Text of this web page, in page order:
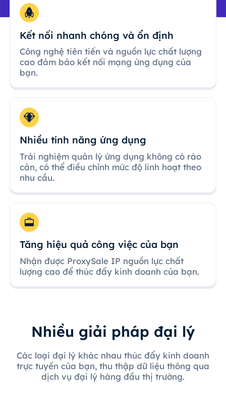
Kết nối nhanh chóng và ổn định
Công nghệ tiên tiến và nguồn lực chất lượng
cao đảm bảo kết nối mạng ứng dụng của
bạn.
Nhiều tính năng ứng dụng
Trải nghiệm quản lý ứng dụng không có rào
cản, có thể điều chỉnh mức độ linh hoạt theo
nhu cầu.
Tăng hiệu quả công việc của bạn
Nhận được ProxySale IP nguồn lực chất
lượng cao để thúc đẩy kinh doanh của bạn.
Nhiều giải pháp đại lý
Các loại đại lý khác nhau thúc đẩy kinh doanh
trực tuyến của bạn, thu thập dữ liệu thông qua
dịch vụ đại lý hàng đầu thị trường.